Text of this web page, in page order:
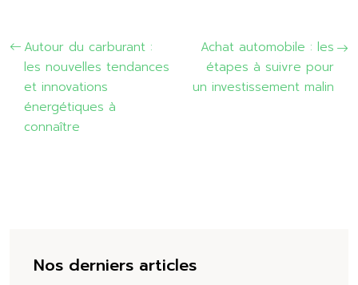
Autour du carburant :
les nouvelles tendances
et innovations
énergétiques à
connaître
Achat automobile : les
étapes à suivre pour
un investissement malin
Nos derniers articles